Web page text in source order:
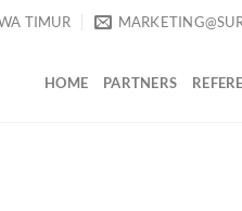
TIMUR
HOME PARTNERS